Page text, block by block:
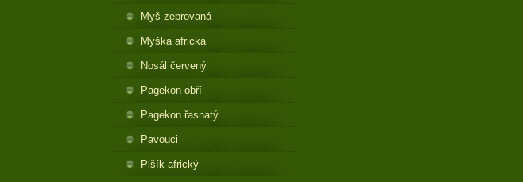
Myš zebrovaná
Myška africká
Nosál červený
Pagekon obří
Pagekon řasnatý
Pavouci
Plšík africký